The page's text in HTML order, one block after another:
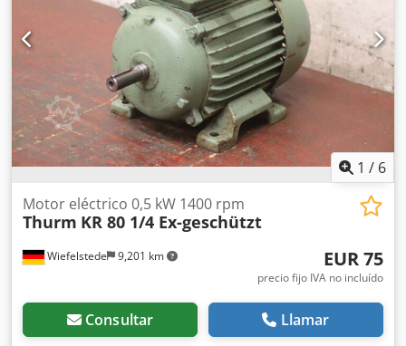
1 / 6
Wiefelstede 9,201 km
Motor eléctrico 0,5 kW 1400 rpm
Thurm KR 80 1/4 Ex-geschützt
EUR 75
precio fijo IVA no incluído
Consultar Llamar